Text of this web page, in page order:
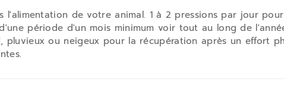
l'alimentation de votre animal. 1 à 2 pressions par jour
période d'un mois minimum voir tout au long de
ou neigeux pour la récupération après un effort